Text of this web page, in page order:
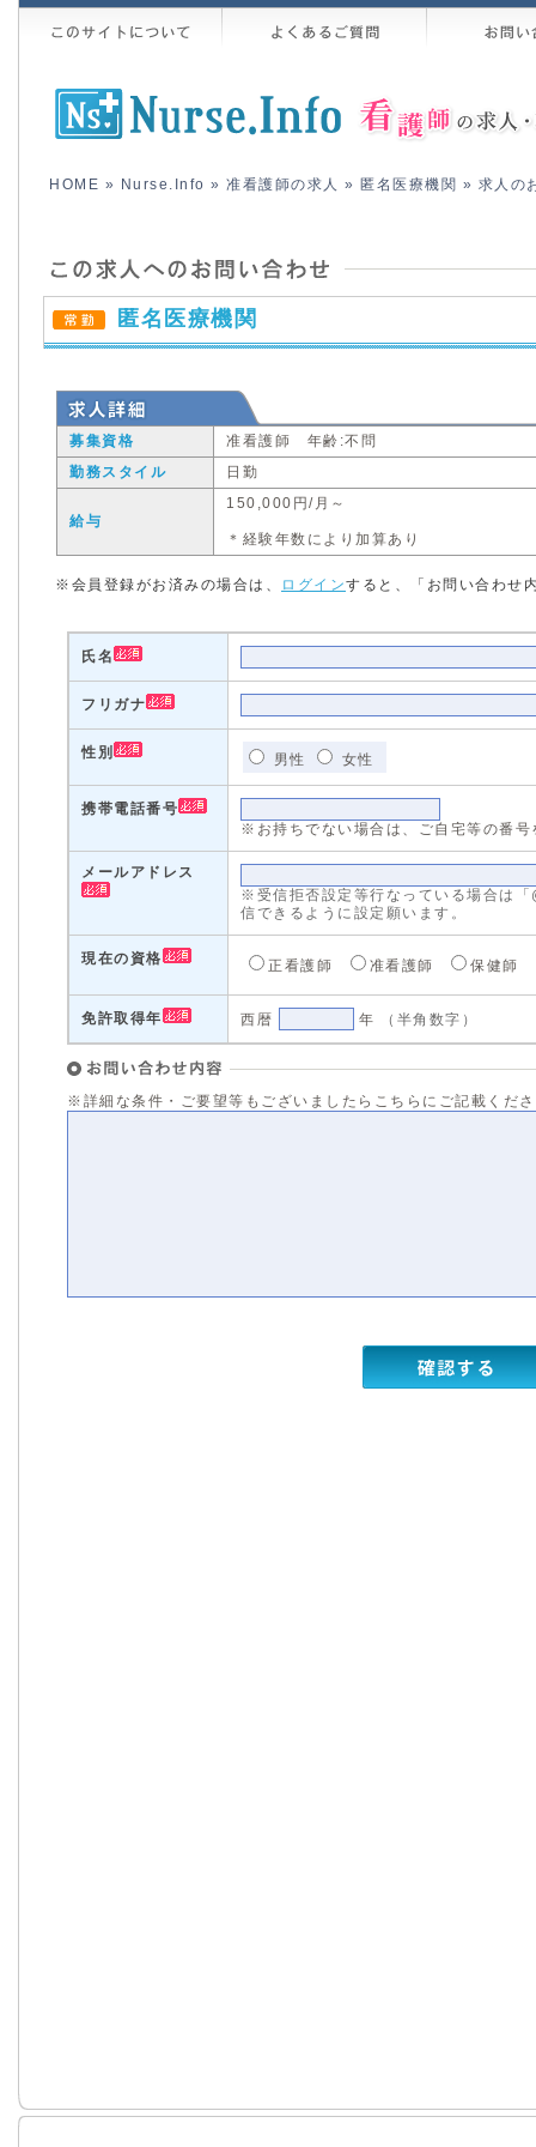
HOME » Nurse.Info » 准看護師の求人 » 匿名医療機関 » 求人の
匿名医療機関
募集資格
准看護師 年齢:不問
勤務スタイル
日勤
給与
150,000円/月～
＊経験年数により加算あり
※会員登録がお済みの場合は、 ログインすると、「お問い合わせ
氏名
フリガナ
性別 男性 女性
携帯電話番号
※お持ちでない場合は、ご自宅等の番号
メールアドレス
※受信拒否設定等行なっている場合は
信できるように設定願います。
現在の資格 正看護師 准看護師 保健師
免許取得年 西暦 年 （半角数字）
※詳細な条件・ご要望等もございましたらこちらにご記載くだ